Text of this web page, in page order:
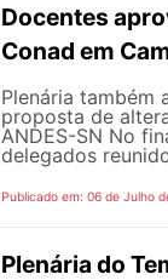
Docentes
Conad em
Plenária também
proposta de
ANDES-SN No
delegados
Publicado em: 06 de Julho
Plenária do